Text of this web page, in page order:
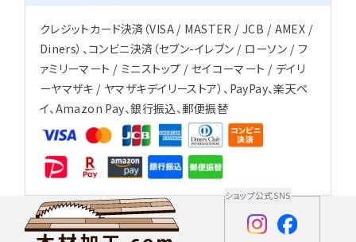
クレジットカード決済（VISA / MASTER / JCB / AMEX /
Diners）、コンビニ決済（セブン-イレブン / ローソン / フ
ァミリーマート / ミニストップ / セイコーマート / デイリ
ーヤマザキ / ヤマザキデイリーストア）、PayPay、楽天ペ
イ、Amazon Pay、銀行振込、郵便振替
ショップ公式SNS